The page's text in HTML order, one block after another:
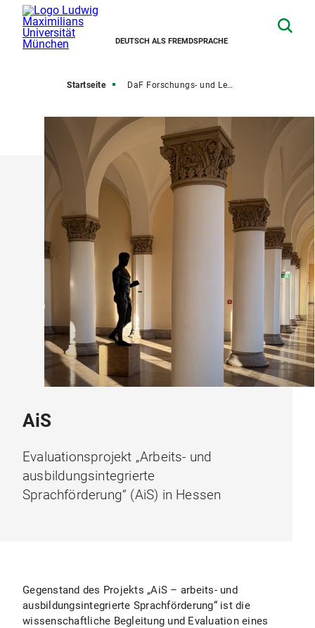
DEUTSCH ALS FREMDSPRACHE
Startseite DaF Forschungs- und Lehrbereiche
AiS
Evaluationsprojekt „Arbeits- und
ausbildungsintegrierte
Sprachförderung“ (AiS) in Hessen
Gegenstand des Projekts „AiS – arbeits- und
ausbildungsintegrierte Sprachförderung“ ist die
wissenschaftliche Begleitung und Evaluation eines